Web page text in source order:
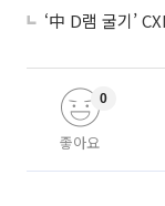
좋아요
0